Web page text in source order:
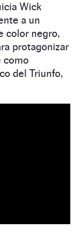
Wick
a un
color negro,
protagonizar
como
del Triunfo,